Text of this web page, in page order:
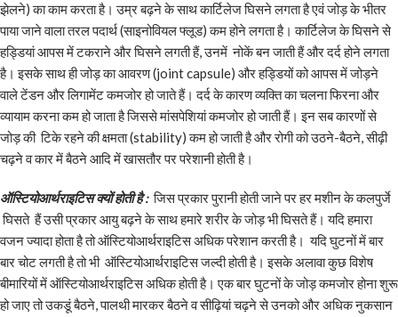
झेलने) का काम करता है। उम्र बढ़ने के साथ कार्टिलेज घिसने लगता है एवं जोड़ के भीतर
पाया जाने वाला तरल पदार्थ (साइनोवियल फ्लूड) कम होने लगता है। कार्टिलेज के घिसने से
हड्डियां आपस में टकराने और घिसने लगती हैं, उनमें नोकें बन जाती हैं और दर्द होने लगता
है। इसके साथ ही जोड़ का आवरण (joint capsule) और हड्डियों को आपस में जोड़ने
वाले टेंडन और लिगामेंट कमजोर हो जाते हैं। दर्द के कारण व्यक्ति का चलना फिरना और
व्यायाम करना कम हो जाता है जिससे मांसपेशियां कमजोर हो जाती हैं। इन सब कारणों से
जोड़ की टिके रहने की क्षमता (stability) कम हो जाती है और रोगी को उठने-बैठने, सीढ़ी
चढ़ने व कार में बैठने आदि में खासतौर पर परेशानी होती है।
ऑस्टियोआर्थराइटिस क्यों होती है :जिस प्रकार पुरानी होती जाने पर हर मशीन के कलपुर्जे
घिसते हैं उसी प्रकार आयु बढ़ने के साथ हमारे शरीर के जोड़ भी घिसते हैं। यदि हमारा
वजन ज्यादा होता है तो ऑस्टियोआर्थराइटिस अधिक परेशान करती है। यदि घुटनों में बार
बार चोट लगती है तो भी ऑस्टियोआर्थराइटिस जल्दी होती है। इसके अलावा कुछ विशेष
बीमारियों में ऑस्टियोआर्थराइटिस अधिक होती है। एक बार घुटनों के जोड़ कमजोर होना शुरू
हो जाए तो उकडूं बैठने, पालथी मारकर बैठने व सीढ़ियां चढ़ने से उनको और अधिक नुकसान